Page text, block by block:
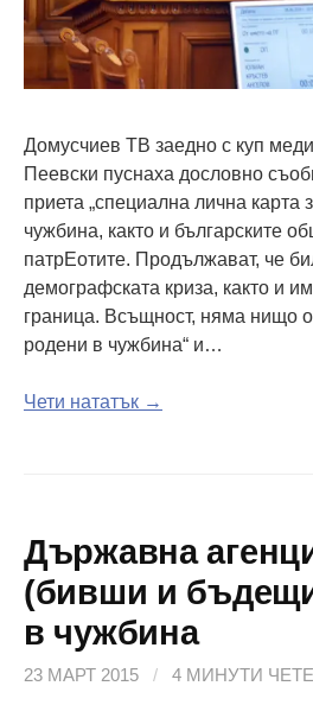
Домусчиев ТВ заедно с куп
Пеевски пуснаха дословно
приета „специална лична карта
чужбина, както и българските
патрЕотите. Продължават, че
демографската криза, както и
граница. Всъщност, няма нищо
родени в чужбина“ и…
Чети нататък →
Държавна
(бивши и
в чужбина
23 МАРТ 2015 / 4 МИНУТИ